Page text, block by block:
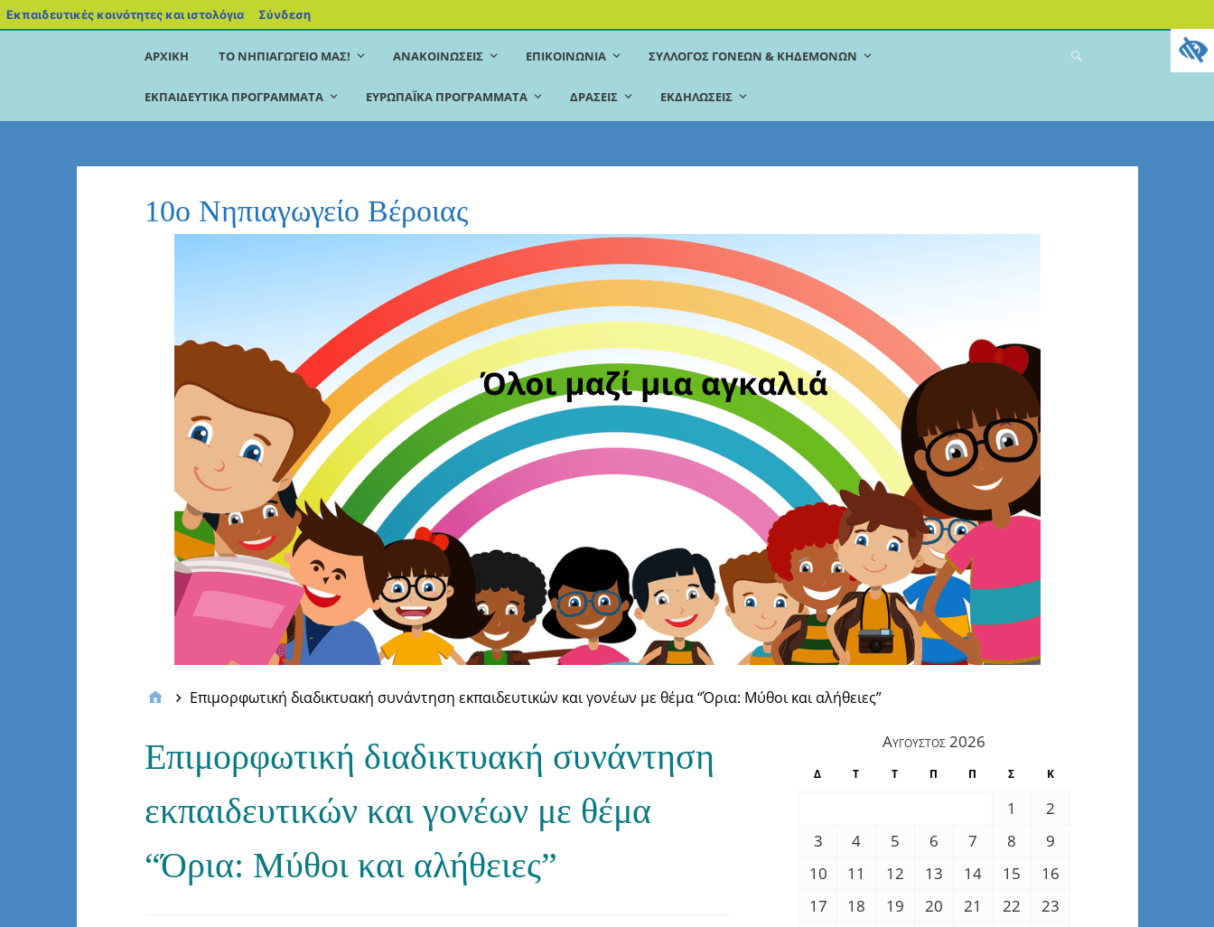
ΑΡΧΙΚΉ ΤΟ ΝΗΠΙΑΓΩΓΕΊΟ ΜΑΣ! ΑΝΑΚΟΙΝΏΣΕΙΣ ΕΠΙΚΟΙΝΩΝΊΑ ΣΎΛΛΟΓΟΣ ΓΟΝΈΩΝ & ΚΗΔΕΜΌΝΩΝ
ΕΚΠΑΙΔΕΥΤΙΚΆ ΠΡΟΓΡΆΜΜΑΤΑ ΕΥΡΩΠΑΪΚΆ ΠΡΟΓΡΆΜΜΑΤΑ ΔΡΆΣΕΙΣ ΕΚΔΗΛΏΣΕΙΣ
10ο Νηπιαγωγείο Βέροιας
Επιμορφωτική διαδικτυακή συνάντηση εκπαιδευτικών και γονέων με θέμα “Όρια: Μύθοι και αλήθειες”
Επιμορφωτική διαδικτυακή συνάντηση
εκπαιδευτικών και γονέων με θέμα
“Όρια: Μύθοι και αλήθειες”
Αύγουστος 2026
Δ Τ Τ Π Π Σ Κ
1
2
3
4 5 6 7 8
9
10
11 12 13 14 15
16
17
18 19 20 21 22
23
Εκπαιδευτικές κοινότητες και ιστολόγια Σύνδεση